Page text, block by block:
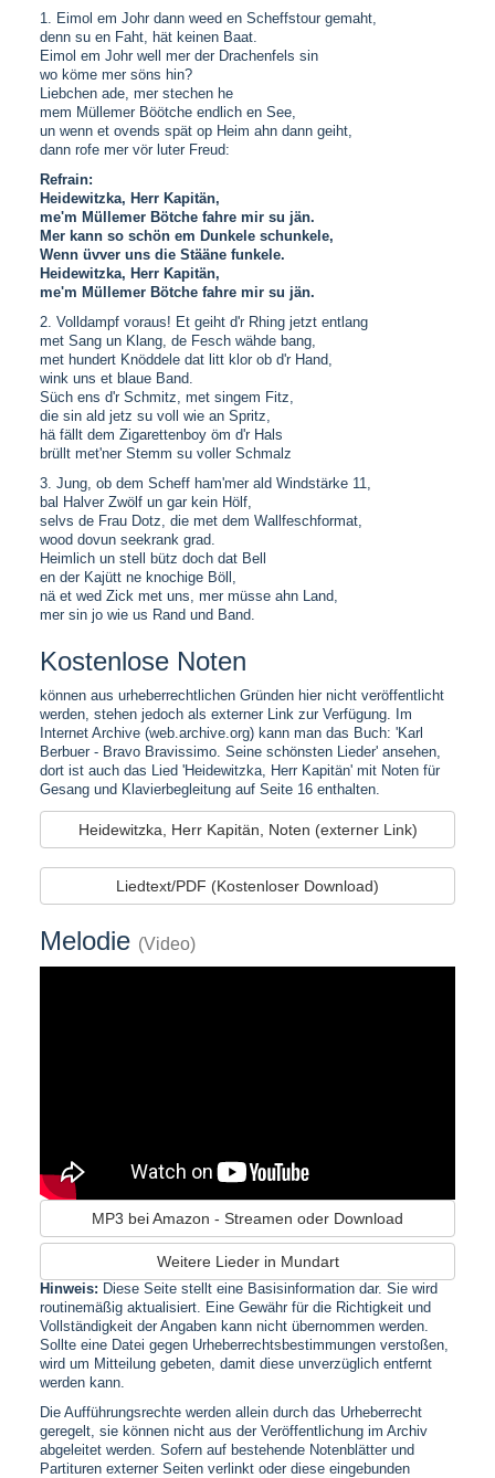
1. Eimol em Johr dann weed en Scheffstour gemaht,
denn su en Faht, hät keinen Baat.
Eimol em Johr well mer der Drachenfels sin
wo köme mer söns hin?
Liebchen ade, mer stechen he
mem Müllemer Böötche endlich en See,
un wenn et ovends spät op Heim ahn dann geiht,
dann rofe mer vör luter Freud:
Refrain:
Heidewitzka, Herr Kapitän,
me'm Müllemer Bötche fahre mir su jän.
Mer kann so schön em Dunkele schunkele,
Wenn üvver uns die Stääne funkele.
Heidewitzka, Herr Kapitän,
me'm Müllemer Bötche fahre mir su jän.
2. Volldampf voraus! Et geiht d'r Rhing jetzt entlang
met Sang un Klang, de Fesch wähde bang,
met hundert Knöddele dat litt klor ob d'r Hand,
wink uns et blaue Band.
Süch ens d'r Schmitz, met singem Fitz,
die sin ald jetz su voll wie an Spritz,
hä fällt dem Zigarettenboy öm d'r Hals
brüllt met'ner Stemm su voller Schmalz
3. Jung, ob dem Scheff ham'mer ald Windstärke 11,
bal Halver Zwölf un gar kein Hölf,
selvs de Frau Dotz, die met dem Wallfeschformat,
wood dovun seekrank grad.
Heimlich un stell bütz doch dat Bell
en der Kajütt ne knochige Böll,
nä et wed Zick met uns, mer müsse ahn Land,
mer sin jo wie us Rand und Band.
Kostenlose Noten
können aus urheberrechtlichen Gründen hier nicht veröffentlicht
werden, stehen jedoch als externer Link zur Verfügung. Im
Internet Archive (web.archive.org) kann man das Buch: 'Karl
Berbuer - Bravo Bravissimo. Seine schönsten Lieder' ansehen,
dort ist auch das Lied 'Heidewitzka, Herr Kapitän' mit Noten für
Gesang und Klavierbegleitung auf Seite 16 enthalten.
Heidewitzka, Herr Kapitän, Noten (externer Link)
Liedtext/PDF (Kostenloser Download)
Melodie (Video)
MP3 bei Amazon - Streamen oder Download
Weitere Lieder in Mundart
Hinweis: Diese Seite stellt eine Basisinformation dar. Sie wird
routinemäßig aktualisiert. Eine Gewähr für die Richtigkeit und
Vollständigkeit der Angaben kann nicht übernommen werden.
Sollte eine Datei gegen Urheberrechtsbestimmungen verstoßen,
wird um Mitteilung gebeten, damit diese unverzüglich entfernt
werden kann.
Die Aufführungsrechte werden allein durch das Urheberrecht
geregelt, sie können nicht aus der Veröffentlichung im Archiv
abgeleitet werden. Sofern auf bestehende Notenblätter und
Partituren externer Seiten verlinkt oder diese eingebunden